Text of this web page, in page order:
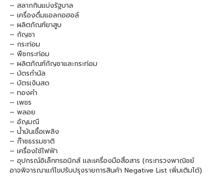
– สลากกินแบ่งรัฐบาล
– เครื่องดื่มแอลกอฮอล์
– ผลิตภัณฑ์ยาสูบ
– กัญชา
– กระท่อม
– พืชกระท่อม
– ผลิตภัณฑ์กัญชาและกระท่อม
– บัตรกำนัล
– บัตรเงินสด
– ทองคำ
– เพชร
– พลอย
– อัญมณี
– น้ำมันเชื้อเพลิง
– ก๊าซธรรมชาติ
– เครื่องใช้ไฟฟ้า
– อุปกรณ์อิเล็กทรอนิกส์ และเครื่องมือสื่อสาร (กระทรวงพาณิชย์
อาจพิจารณาแก้ไขปรับปรุงรายการสินค้า Negative List เพิ่มเติมได้)